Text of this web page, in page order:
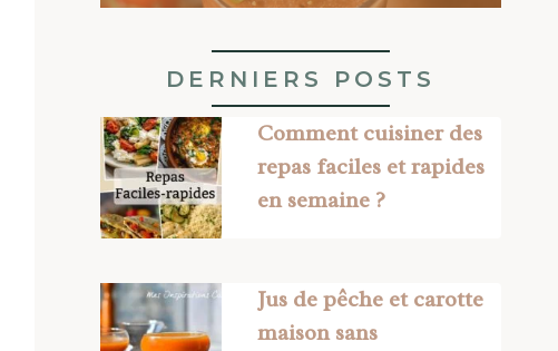
DERNIERS POSTS
Comment cuisiner des
repas faciles et rapides
en semaine ?
Jus de pêche et carotte
maison sans